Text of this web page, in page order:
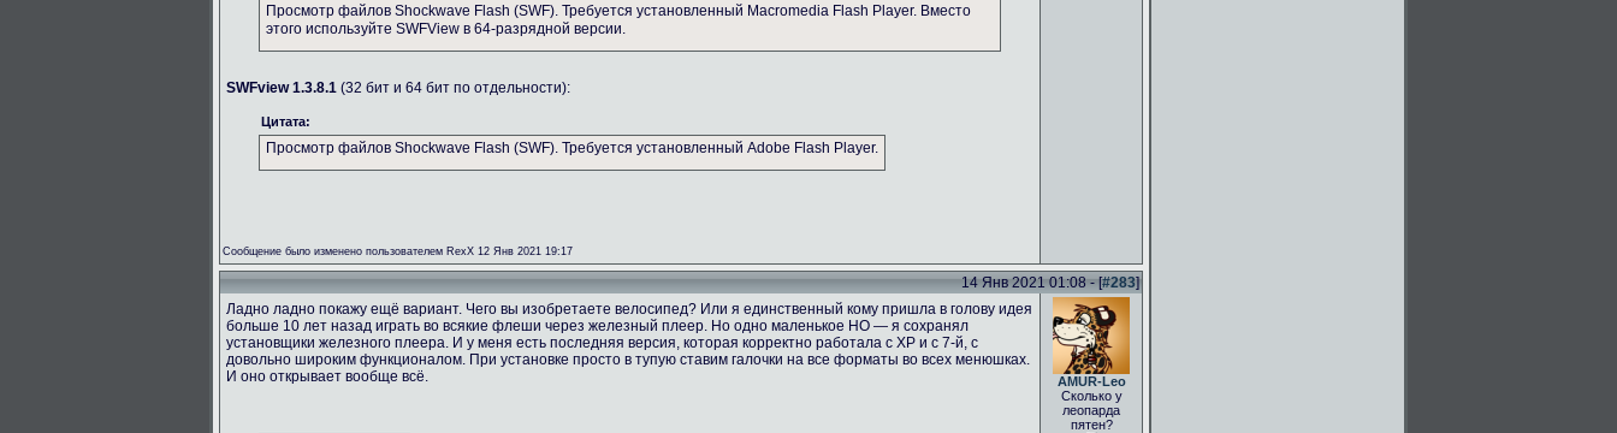
Просмотр файлов Shockwave Flash (SWF). Требуется установленный Macromedia Flash Player. Вместо
этого используйте SWFView в 64-разрядной версии.
SWFview 1.3.8.1 (32 бит и 64 бит по отдельности):
Цитата:
Просмотр файлов Shockwave Flash (SWF). Требуется установленный Adobe Flash Player.
Сообщение было изменено пользователем RexX 12 Янв 2021 19:17
14 Янв 2021 01:08 - [#283]
Ладно ладно покажу ещё вариант. Чего вы изобретаете велосипед? Или я единственный кому пришла в голову идея
больше 10 лет назад играть во всякие флеши через железный плеер. Но одно маленькое НО — я сохранял
установщики железного плеера. И у меня есть последняя версия, которая корректно работала с ХР и с 7-й, с
довольно широким функционалом. При установке просто в тупую ставим галочки на все форматы во всех менюшках.
И оно открывает вообще всё.
AMUR-Leo
Сколько у
леопарда
пятен?